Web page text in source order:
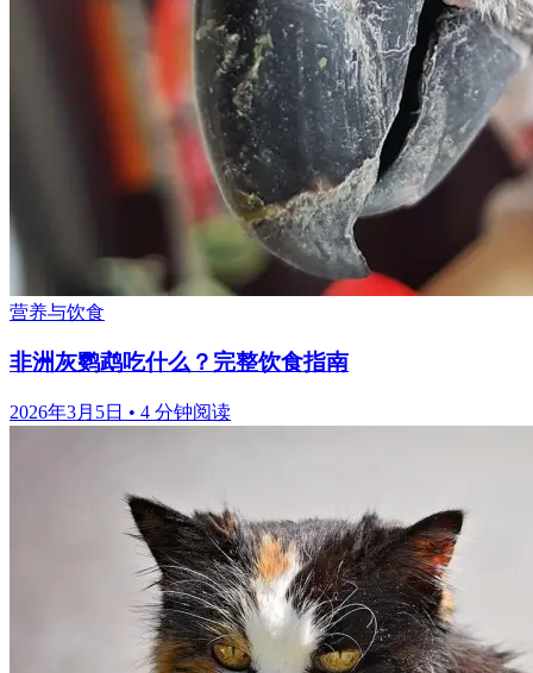
营养与饮食
非洲灰鹦鹉吃什么？完整饮食指南
2026年3月5日 • 4 分钟阅读